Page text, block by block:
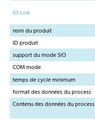
IO-Link
nom du produit
ID produit
support du mode SIO
COM mode
temps de cycle minimum
format des données du process
Contenu des données du process